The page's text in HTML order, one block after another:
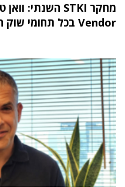
Vendor בכל תחומי שוק ה-IT